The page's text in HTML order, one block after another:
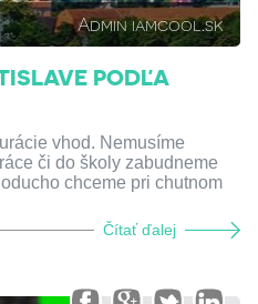
Admin iamcool.sk
PODĽA
vhod. Nemusíme
či do školy zabudneme
chceme pri chutnom
Čítať ďalej